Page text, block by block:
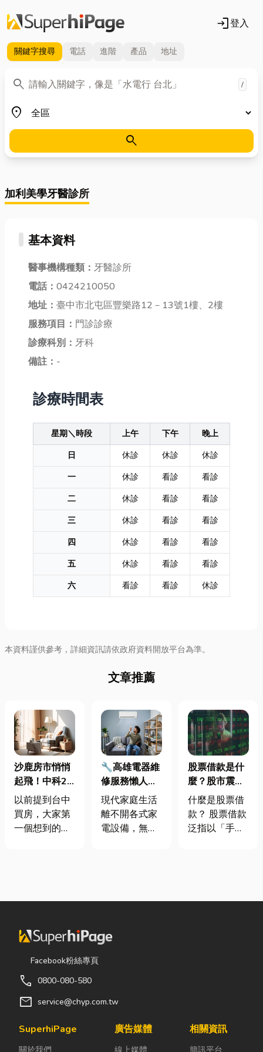
login登入
關鍵字搜尋 電話 進階 產品 地址
search
關鍵字 /
place
地區
search
加利美學牙醫診所
基本資料
醫事機構種類： 牙醫診所
電話： 0424210050
地址： 臺中市北屯區豐樂路12－13號1樓、2樓
服務項目： 門診診療
診療科別： 牙科
備註： -
診療時間表
星期＼時段 上午 下午
晚上
日
休診 休診
休診
一
休診 看診
看診
二
休診 看診
看診
三
休診 看診
看診
四
休診 看診
看診
五
休診 看診
看診
六
看診 看診 休診
本資料謹供參考，詳細資訊請依政府資料開放平台為準。
文章推薦
沙鹿房市悄悄
起飛！中科2
期＋台積電效
應發酵，現在
很多人開始看
以前提到台中
買房，大家第
一個想到的大
度越來越高
「沙鹿」。 很
多人實際到沙
鹿走一趟後才
沙鹿，真的和
以前不一樣
通變方便，生
🔧高雄電器維
修服務懶人包
｜冷氣、冰
箱、洗衣機專
業維修
現代家庭生活
離不開各式家
電設備，無論
還是每天幫助
生故障，都可
業的高雄電器
僅能快速排除
股票借款是什
麼？股市震盪|
股票借款、股
票質借、當鋪
借款完整比較
什麼是股票借
款？ 股票借款
泛指以「手中
的融資方式，
為證券公司的
Facebook粉絲專頁
call 0800-080-580
mail service@chyp.com.tw
SuperhiPage
關於我們
廣告媒體
線上媒體
相關資訊
簡訊平台